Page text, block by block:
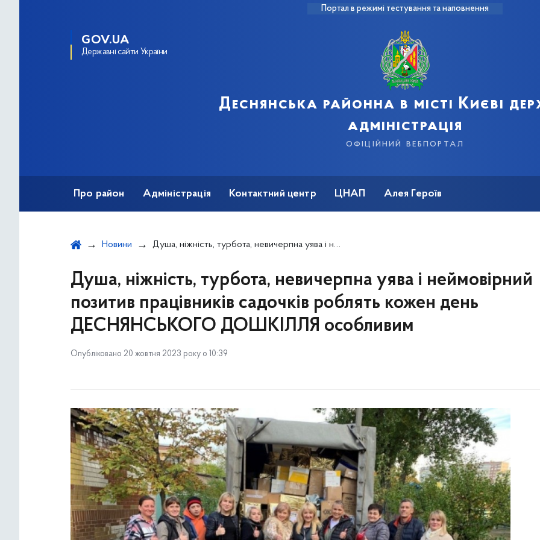
Портал в режимі тестування та наповнення
GOV.UA
Державні сайти України
Деснянська районна в місті Києві
адміністрація
офіційний вебпортал
Про район Адміністрація Контактний центр ЦНАП Алея Героїв
Новини Душа, ніжність, турбота, невичерпна уява і неймовірний позитив працівників садочків роблять кожен день ДЕСНЯНСЬКОГО ДОШКІЛЛЯ особливим
Душа, ніжність, турбота, невичерпна уява і неймовірний
позитив працівників садочків роблять кожен день
ДЕСНЯНСЬКОГО ДОШКІЛЛЯ особливим
Опубліковано 20 жовтня 2023 року о 10:39